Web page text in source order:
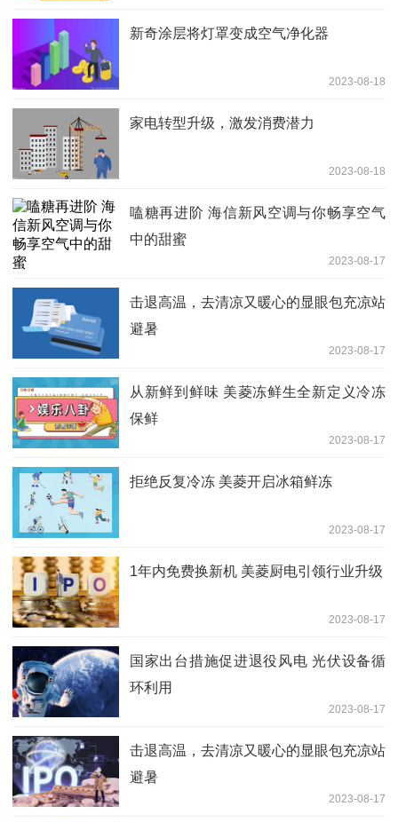
新奇涂层将灯罩变成空气净化器
2023-08-18
家电转型升级，激发消费潜力
2023-08-18
嗑糖再进阶 海信新风空调与你畅享空气
中的甜蜜
2023-08-17
击退高温，去清凉又暖心的显眼包充凉站
避暑
2023-08-17
从新鲜到鲜味 美菱冻鲜生全新定义冷冻
保鲜
2023-08-17
拒绝反复冷冻 美菱开启冰箱鲜冻
2023-08-17
1年内免费换新机 美菱厨电引领行业升级
2023-08-17
国家出台措施促进退役风电 光伏设备循
环利用
2023-08-17
击退高温，去清凉又暖心的显眼包充凉站
避暑
2023-08-17